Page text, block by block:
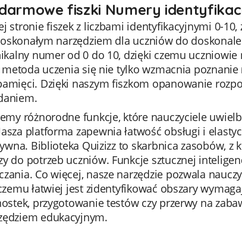
fiszki Numery
stronie fiszek z liczbami identyfikacyjnymi 0-
narzędziem dla uczniów do
numer od 0 do 10, dzięki czemu
metoda uczenia się nie tylko wzmacnia
Dzięki naszym fiszkom opanowanie
różnorodne funkcje, które nauczyciele
platforma zapewnia łatwość obsługi i
Biblioteka Quizizz to skarbnica zasobów, z
do potrzeb uczniów. Funkcje sztucznej
Co więcej, nasze narzędzie pozwala
łatwiej jest zidentyfikować obszary
przygotowanie testów czy przerwy na
edukacyjnym.